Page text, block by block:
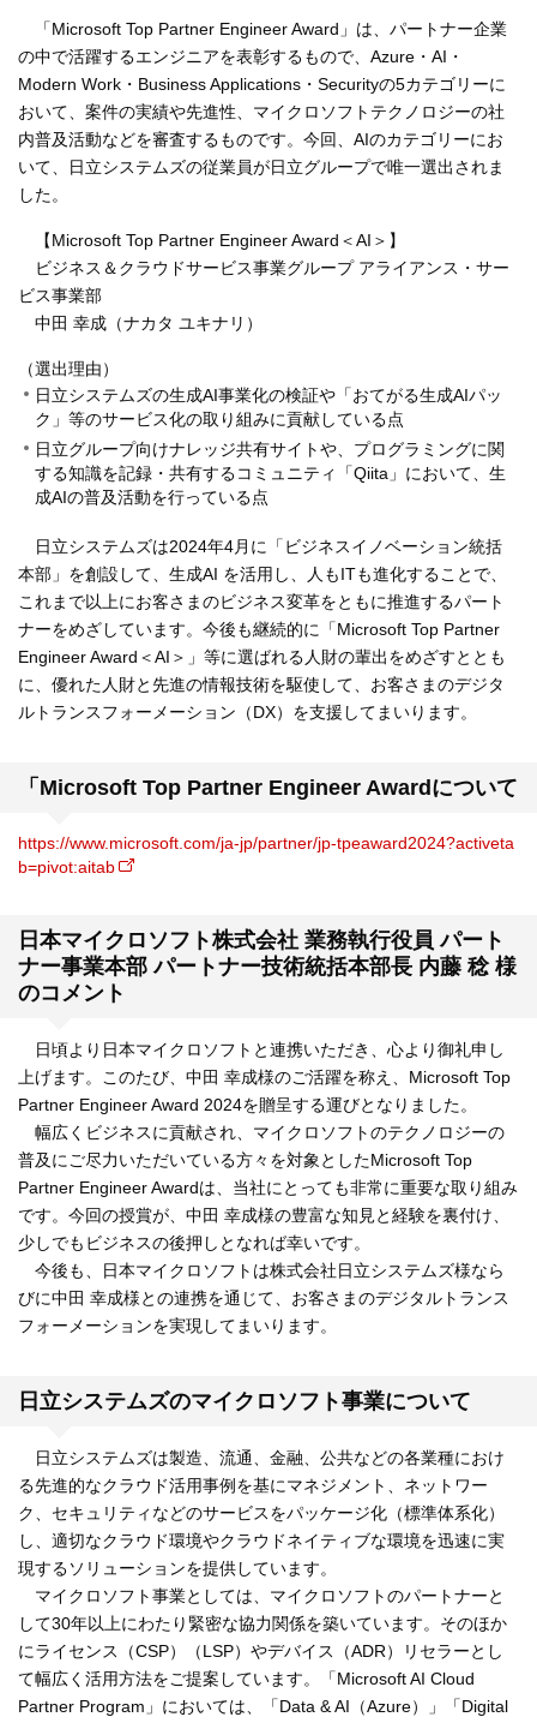
「Microsoft Top Partner Engineer Award」は、パートナー企業
の中で活躍するエンジニアを表彰するもので、Azure・AI・
Modern Work・Business Applications・Securityの5カテゴリーに
おいて、案件の実績や先進性、マイクロソフトテクノロジーの社
内普及活動などを審査するものです。今回、AIのカテゴリーにお
いて、日立システムズの従業員が日立グループで唯一選出されま
した。
【Microsoft Top Partner Engineer Award＜AI＞】
ビジネス＆クラウドサービス事業グループ アライアンス・サー
ビス事業部
中田 幸成（ナカタ ユキナリ）
（選出理由）
日立システムズの生成AI事業化の検証や「おてがる生成AIパッ
ク」等のサービス化の取り組みに貢献している点
日立グループ向けナレッジ共有サイトや、プログラミングに関
する知識を記録・共有するコミュニティ「Qiita」において、生
成AIの普及活動を行っている点
日立システムズは2024年4月に「ビジネスイノベーション統括
本部」を創設して、生成AI を活用し、人もITも進化することで、
これまで以上にお客さまのビジネス変革をともに推進するパート
ナーをめざしています。今後も継続的に「Microsoft Top Partner
Engineer Award＜AI＞」等に選ばれる人財の輩出をめざすととも
に、優れた人財と先進の情報技術を駆使して、お客さまのデジタ
ルトランスフォーメーション（DX）を支援してまいります。
「Microsoft Top Partner Engineer Awardについて
https://www.microsoft.com/ja-jp/partner/jp-tpeaward2024?activeta
b=pivot:aitab
日本マイクロソフト株式会社 業務執行役員 パート
ナー事業本部 パートナー技術統括本部長 内藤 稔 様
のコメント
日頃より日本マイクロソフトと連携いただき、心より御礼申し
上げます。このたび、中田 幸成様のご活躍を称え、Microsoft Top
Partner Engineer Award 2024を贈呈する運びとなりました。
幅広くビジネスに貢献され、マイクロソフトのテクノロジーの
普及にご尽力いただいている方々を対象としたMicrosoft Top
Partner Engineer Awardは、当社にとっても非常に重要な取り組み
です。今回の授賞が、中田 幸成様の豊富な知見と経験を裏付け、
少しでもビジネスの後押しとなれば幸いです。
今後も、日本マイクロソフトは株式会社日立システムズ様なら
びに中田 幸成様との連携を通じて、お客さまのデジタルトランス
フォーメーションを実現してまいります。
日立システムズのマイクロソフト事業について
日立システムズは製造、流通、金融、公共などの各業種におけ
る先進的なクラウド活用事例を基にマネジメント、ネットワー
ク、セキュリティなどのサービスをパッケージ化（標準体系化）
し、適切なクラウド環境やクラウドネイティブな環境を迅速に実
現するソリューションを提供しています。
マイクロソフト事業としては、マイクロソフトのパートナーと
して30年以上にわたり緊密な協力関係を築いています。そのほか
にライセンス（CSP）（LSP）やデバイス（ADR）リセラーとし
て幅広く活用方法をご提案しています。「Microsoft AI Cloud
Partner Program」においては、「Data & AI（Azure）」「Digital